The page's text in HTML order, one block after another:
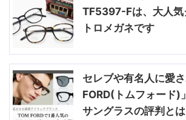
TF5397-Fは、大人気
トロメガネです
セレブや有名人に愛
FORD(トムフォード)
サングラスの評判とは